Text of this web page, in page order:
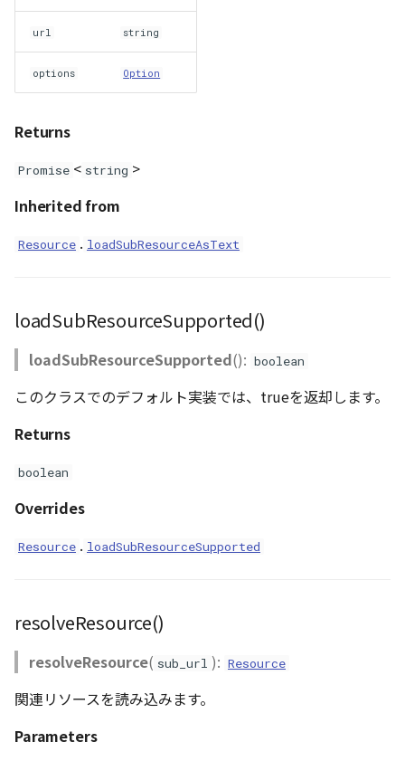
url string
options Option
Returns
Promise < string >
Inherited from
Resource . loadSubResourceAsText
loadSubResourceSupported()
loadSubResourceSupported(): boolean
このクラスでのデフォルト実装では、trueを返却します。
Returns
boolean
Overrides
Resource . loadSubResourceSupported
resolveResource()
resolveResource( sub_url ): Resource
関連リソースを読み込みます。
Parameters